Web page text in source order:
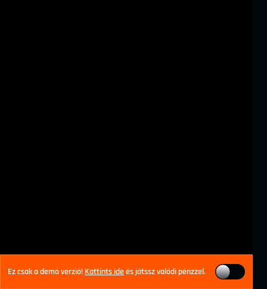
Ez csak a demó verzió! Kattints ideés játssz valódi pénzzel.